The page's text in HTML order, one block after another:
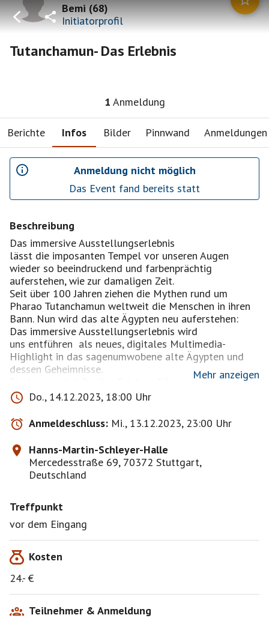
Bemi(68)
Initiatorprofil
Tutanchamun- Das Erlebnis
1 Anmeldung
Berichte Infos Bilder Pinnwand Anmeldungen
Anmeldung nicht möglich
Das Event fand bereits statt
Beschreibung
Das immersive Ausstellungserlebnis
lässt die imposanten Tempel vor unseren Augen
wieder so beeindruckend und farbenprächtig
auferstehen, wie zur damaligen Zeit.
Seit über 100 Jahren ziehen die Mythen rund um
Pharao Tutanchamun weltweit die Menschen in ihren
Bann. Nun wird das alte Ägypten neu auferstehen:
Das immersive Ausstellungserlebnis wird
uns entführen als neues, digitales Multimedia-
Highlight in das sagenumwobene alte Ägypten und
dessen Geheimnisse.
Ein Augmented Reality-Erlebnis führt uns in die
Grabkammer Tutanchamuns im Tal der Könige in Luxor.
Im interaktiven Erlebnisraum erfahren wir mehr über
die Hieroglyphenschrift und tauchen selbst in die Welt
der Archäologie ein.
Im Virtual Reality-Bereich der Ausstellung werden wir
HeldInnen einer Reise durch die verschlungenen Pfade
des Totenbuchs .
XXX Zur Vermeidung von Wartezeiten empfehle ich
buchen Unbegrenzte Aufenthaltsdauer bis 21.00 Uhr
möglich XXX
Mehr anzeigen
Do., 14.12.2023, 18:00 Uhr
Anmeldeschluss: Mi., 13.12.2023, 23:00 Uhr
Hanns-Martin-Schleyer-Halle
Mercedesstraße 69, 70372 Stuttgart,
Deutschland
Treffpunkt
vor dem Eingang
Kosten
24.- €
Teilnehmer & Anmeldung